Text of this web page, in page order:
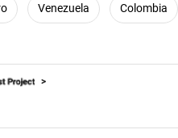
Venezuela Colombia